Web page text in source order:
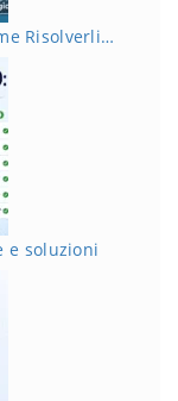
Risolverli…
e soluzioni